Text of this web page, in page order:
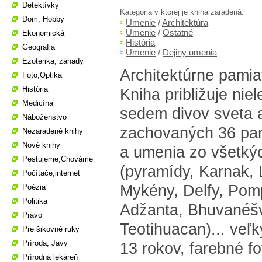
Kategória v ktorej je kniha zaradená:
Umenie /Architektúra
Umenie / Ostatné
História
Umenie / Dejiny umenia
Architektúrne
Kniha približuje
sedem divov sveta
zachovaných 36
a umenia zo
(pyramídy, Karnak,
Mykény, Delfy,
Adžanta,
Teotihuacan)...
13 rokov, farebné
Detektívky
Dom, Hobby
Ekonomická
Geografia
Ezoterika, záhady
Foto,Optika
História
Medicína
Náboženstvo
Nezaradené knihy
Nové knihy
Pestujeme,Chováme
Počítače,internet
Poézia
Politika
Právo
Pre šikovné ruky
Príroda, Javy
Prírodná lekáreň